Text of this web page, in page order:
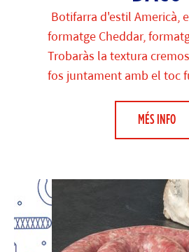
Botifarra d'estil Americà,
formatge Cheddar,
Trobaràs la textura
fos juntament amb el toc
MÉS INFO